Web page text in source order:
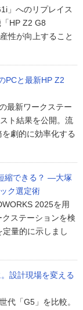
」へのリプレイス
HP Z2 G8
性が向上すること
PCと最新HP Z2
最新ワークステー
ト結果を公開。流
劇的に効率化する
縮できる？ ―大塚
ク選定術
2025を用
ステーションを検
量的に示しまし
設計現場を変える
代「G5」を比較。